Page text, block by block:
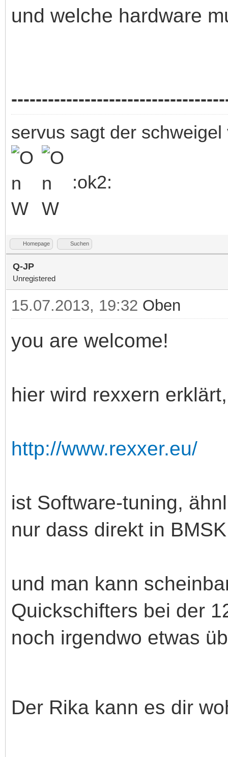
und welche hardware
servus sagt der schweigel
:ok2:
Homepage Suchen
Q-JP
Unregistered
15.07.2013, 19:32 Oben
you are welcome!
hier wird rexxern erklärt,
http://www.rexxer.eu/
ist Software-tuning,
nur dass direkt in
und man kann
Quickschifters bei der
noch irgendwo etwas
Der Rika kann es dir